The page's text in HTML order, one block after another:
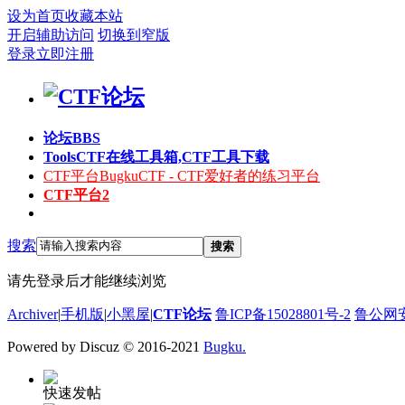
设为首页收藏本站
开启辅助访问 切换到窄版
登录立即注册
论坛BBS
ToolsCTF在线工具箱,CTF工具下载
CTF平台BugkuCTF - CTF爱好者的练习平台
CTF平台2
搜索 搜索
请先登录后才能继续浏览
Archiver|手机版|小黑屋|CTF论坛 鲁ICP备15028801号-2 鲁公网
Powered by Discuz © 2016-2021 Bugku.
快速发帖